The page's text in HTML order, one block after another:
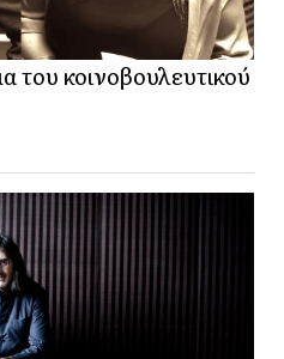
κοινοβουλευτικού